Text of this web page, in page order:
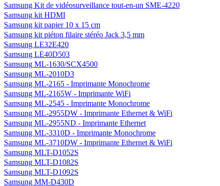
Samsung Kit de vidéosurveillance tout-en-un SME-4220
Samsung kit HDMI
Samsung kit papier 10 x 15 cm
Samsung kit piéton filaire stéréo Jack 3,5 mm
Samsung LE32E420
Samsung LE40D503
Samsung ML-1630/SCX4500
Samsung ML-2010D3
Samsung ML-2165 - Imprimante Monochrome
Samsung ML-2165W - Imprimante WiFi
Samsung ML-2545 - Imprimante Monochrome
Samsung ML-2955DW - Imprimante Ethernet & WiFi
Samsung ML-2955ND - Imprimante Ethernet
Samsung ML-3310D - Imprimante Monochrome
Samsung ML-3710DW - Imprimante Ethernet & WiFi
Samsung MLT-D1052S
Samsung MLT-D1082S
Samsung MLT-D1092S
Samsung MM-D430D